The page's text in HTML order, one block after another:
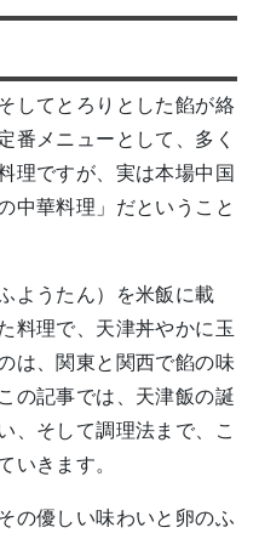
してとろりとした餡が絡
番メニューとして、多く
理ですが、実は本場中国
中華料理」だということ
ようたん）を米飯に載
料理で、天津丼やかに玉
は、関東と関西で餡の味
の記事では、天津飯の誕
、そして調理法まで、こ
いきます。
の優しい味わいと卵のふ